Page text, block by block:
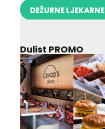
DEŽURNE LJEKARNE
Dulist PROMO